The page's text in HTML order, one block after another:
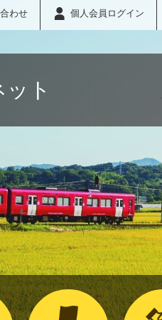
わせ 個人会員ログイン
ト